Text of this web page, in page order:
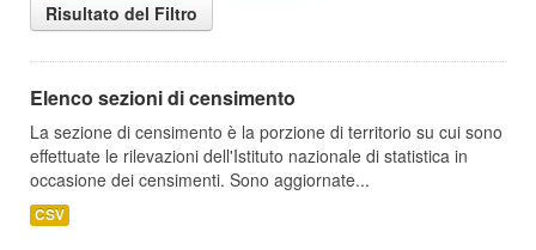
Risultato del Filtro
Elenco sezioni di censimento
La sezione di censimento è la porzione di territorio su cui sono
effettuate le rilevazioni dell'Istituto nazionale di statistica in
occasione dei censimenti. Sono aggiornate...
CSV